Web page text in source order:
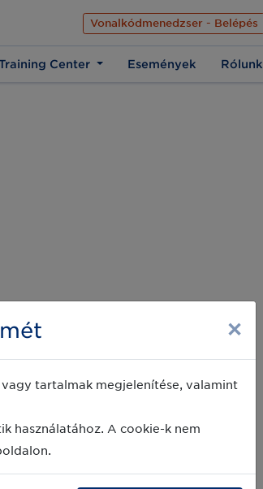
Az üzleti élet közös nyelve Hírek Kapcsolat
Vonalkódmenedzser - Belépés
Center Események Rólunk
×
tartalmak megjelenítése, valamint
használatához. A cookie-k nem